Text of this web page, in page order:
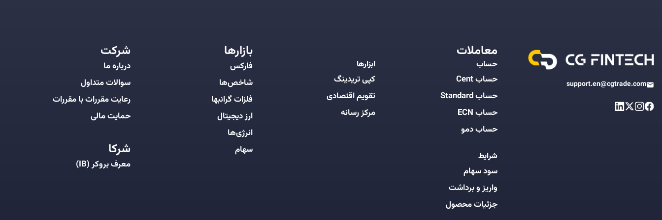
support.en@cgtrade.com
معاملات
حساب
حساب Cent
حساب Standard
حساب ECN
حساب دمو
شرایط
سود سهام
واریز و برداشت
جزئیات محصول
ابزارها
کپی تریدینگ
تقویم اقتصادی
مرکز رسانه
بازارها
فارکس
شاخص‌ها
فلزات گرانبها
ارز دیجیتال
انرژی‌ها
سهام
شرکت
درباره ما
سوالات متداول
رعایت مقررات با مقررات
حمایت مالی
شرکا
معرف بروکر (IB)